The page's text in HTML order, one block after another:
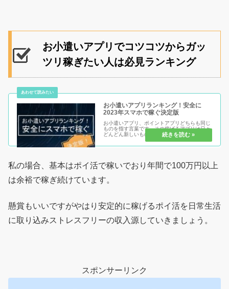
お小遣いアプリでコツコツからガッ
ツリ稼ぎたい人は必見ランキング
お小遣いアプリランキング！安全に
2023年スマホで稼ぐ決定版
お小遣いアプリ、ポイントアプリどちらも同じ
ものを指す言葉です。その稼げるアプリは日々
どんどん新しいものが出現しています。そんな
中、どのアプリやサイトが「安全安心」で、
「稼ぎやすく」「換金しやすいか」などランキ
私の場合、基本はポイ活で稼いでおり年間で100万円以上
は余裕で稼ぎ続けています。
懸賞もいいですがやはり安定的に稼げるポイ活を日常生活
に取り込みストレスフリーの収入源していきましょう。
スポンサーリンク